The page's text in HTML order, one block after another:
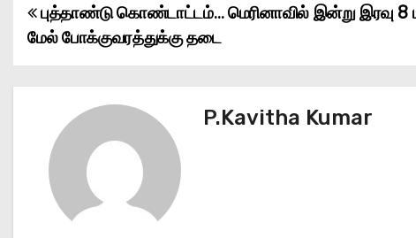
P
s
புத்தாண்டு கொண்டாட்டம்… மெரினாவில் இன்று இரவு 8
மேல் போக்குவரத்துக்கு தடை
P.Kavitha Kumar